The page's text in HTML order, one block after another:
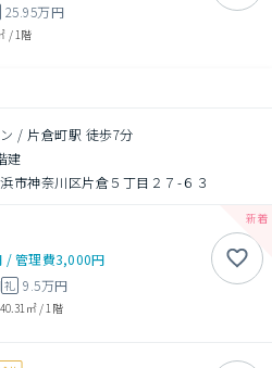
25.95万円
/ 1階
/ 片倉町駅 徒歩7分
建
市神奈川区片倉５丁目２７-６３
/管理費3,000円
礼 9.5万円
40.31㎡/ 1階